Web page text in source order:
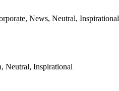
News, Neutral, Inspirational
Neutral, Inspirational